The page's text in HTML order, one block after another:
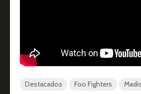
Destacados Foo Fighters